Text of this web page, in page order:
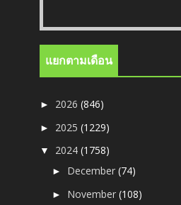
แยกตามเดือน
► 2026(846)
► 2025(1229)
▼ 2024(1758)
► December(74)
► November(108)